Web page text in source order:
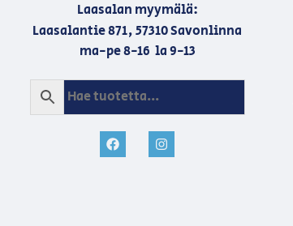
Laasalan myymälä:
Laasalantie 871, 57310 Savonlinna
ma-pe 8-16 la 9-13